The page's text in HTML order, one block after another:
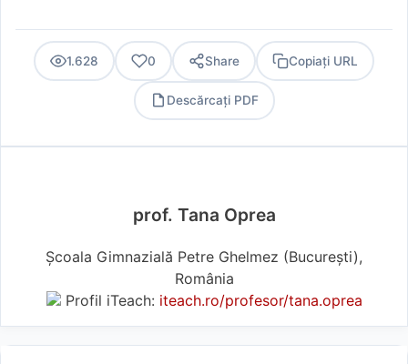
1.628 0 Share Copiați URL
Descărcați PDF
prof. Tana Oprea
Școala Gimnazială Petre Ghelmez (Bucureşti),
România
Profil iTeach: iteach.ro/profesor/tana.oprea